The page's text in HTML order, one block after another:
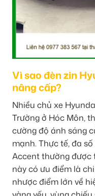
Vì sao đèn zin
nâng cấp?
Nhiều chủ xe
Trường ở Hóc Môn,
cường độ ánh sáng
mạnh. Thực tế, đa
Accent thường được
này có ưu điểm là
nhược điểm lớn về